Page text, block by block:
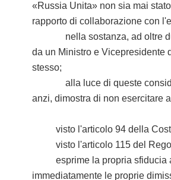
«Russia Unita» non sia mai
rapporto di collaborazione con
nella sostanza, ad oltre due
da un Ministro e Vicepresidente
stesso;
alla luce di queste
anzi, dimostra di non esercitare
visto l'articolo 94 della
visto l'articolo 115 del
esprime la propria sfiducia al
immediatamente le proprie